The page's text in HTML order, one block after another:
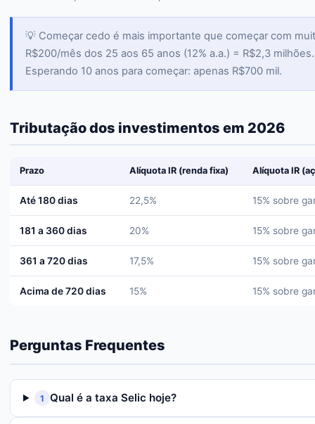
💡 Começar cedo é mais importante que começar com
R$200/mês dos 25 aos 65 anos (12% a.a.) = R$2,3 milhões.
Esperando 10 anos para começar: apenas R$700 mil.
Tributação dos investimentos em 2026
Prazo Alíquota IR (renda fixa) Alíquota IR
Até 180 dias 22,5% 15% sobre
181 a 360 dias 20% 15% sobre
361 a 720 dias 17,5% 15% sobre
Acima de 720 dias 15% 15% sobre
Perguntas Frequentes
1 Qual é a taxa Selic hoje?